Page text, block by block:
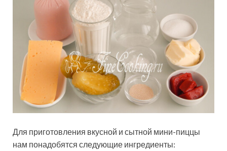
Для приготовления вкусной и сытной мини-пиццы
нам понадобятся следующие ингредиенты: